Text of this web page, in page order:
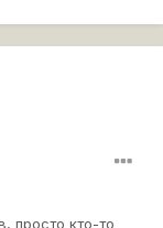
просто кто-то